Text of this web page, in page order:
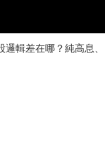
輯差在哪？純高息